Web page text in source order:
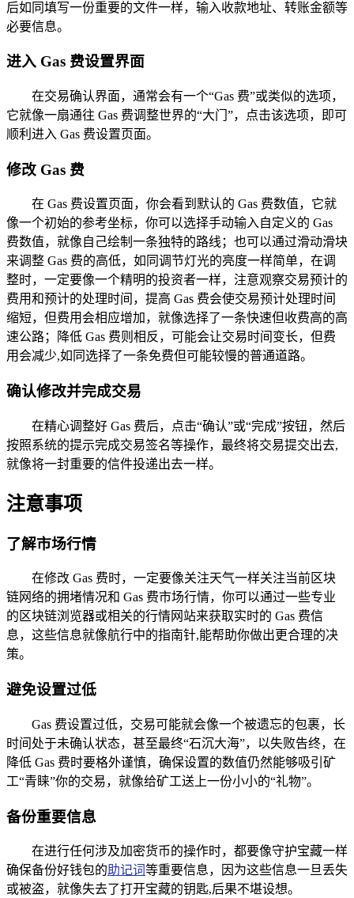
后如同填写一份重要的文件一样，输入收款地址、转账金额等
必要信息。
进入 Gas 费设置界面
在交易确认界面，通常会有一个“Gas 费”或类似的选项，
它就像一扇通往 Gas 费调整世界的“大门”，点击该选项，即可
顺利进入 Gas 费设置页面。
修改 Gas 费
在 Gas 费设置页面，你会看到默认的 Gas 费数值，它就
像一个初始的参考坐标，你可以选择手动输入自定义的 Gas
费数值，就像自己绘制一条独特的路线；也可以通过滑动滑块
来调整 Gas 费的高低，如同调节灯光的亮度一样简单，在调
整时，一定要像一个精明的投资者一样，注意观察交易预计的
费用和预计的处理时间，提高 Gas 费会使交易预计处理时间
缩短，但费用会相应增加，就像选择了一条快速但收费高的高
速公路；降低 Gas 费则相反，可能会让交易时间变长，但费
用会减少,如同选择了一条免费但可能较慢的普通道路。
确认修改并完成交易
在精心调整好 Gas 费后，点击“确认”或“完成”按钮，然后
按照系统的提示完成交易签名等操作，最终将交易提交出去,
就像将一封重要的信件投递出去一样。
注意事项
了解市场行情
在修改 Gas 费时，一定要像关注天气一样关注当前区块
链网络的拥堵情况和 Gas 费市场行情，你可以通过一些专业
的区块链浏览器或相关的行情网站来获取实时的 Gas 费信
息，这些信息就像航行中的指南针,能帮助你做出更合理的决
策。
避免设置过低
Gas 费设置过低，交易可能就会像一个被遗忘的包裹，长
时间处于未确认状态，甚至最终“石沉大海”，以失败告终，在
降低 Gas 费时要格外谨慎，确保设置的数值仍然能够吸引矿
工“青睐”你的交易，就像给矿工送上一份小小的“礼物”。
备份重要信息
在进行任何涉及加密货币的操作时，都要像守护宝藏一样
确保备份好钱包的助记词等重要信息，因为这些信息一旦丢失
或被盗，就像失去了打开宝藏的钥匙,后果不堪设想。